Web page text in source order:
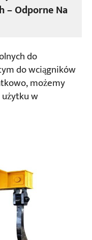
– Odporne Na
do
do wciągników
możemy
użytku w